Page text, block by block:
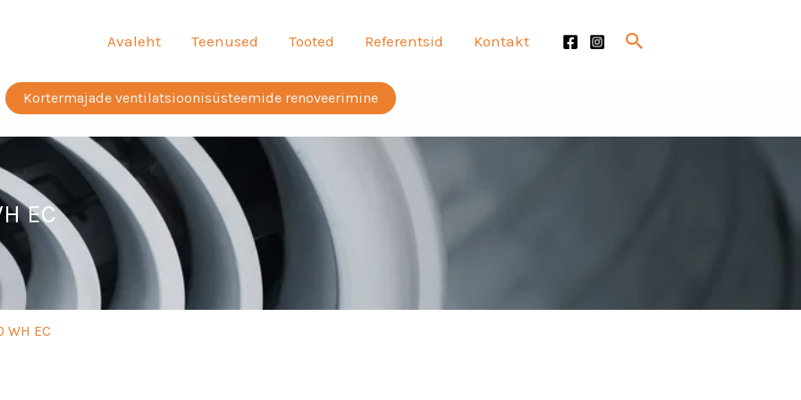
Avaleht Teenused Tooted Referentsid Kontakt Search
Kortermajade ventilatsioonisüsteemide renoveerimine
EC
WH EC